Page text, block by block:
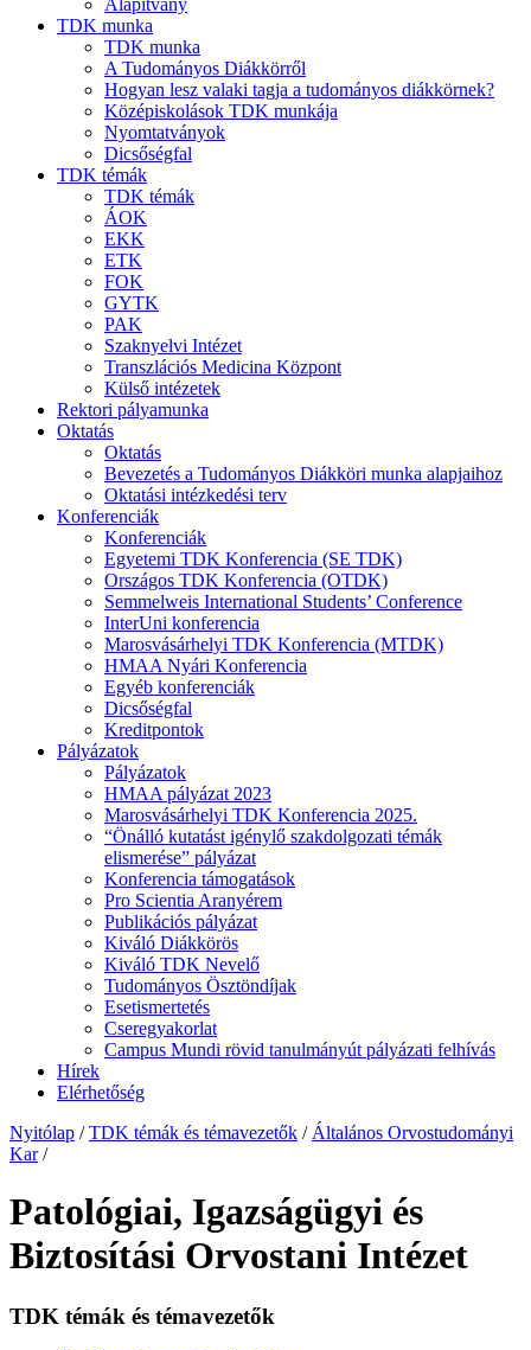
TDK munka
TDK munka
A Tudományos Diákkörről
Hogyan lesz valaki tagja a tudományos diákkörnek?
Középiskolások TDK munkája
Nyomtatványok
Dicsőségfal
TDK témák
TDK témák
ÁOK
EKK
ETK
FOK
GYTK
PAK
Szaknyelvi Intézet
Transzlációs Medicina Központ
Külső intézetek
Rektori pályamunka
Oktatás
Oktatás
Bevezetés a Tudományos Diákköri munka alapjaihoz
Oktatási intézkedési terv
Konferenciák
Konferenciák
Egyetemi TDK Konferencia (SE TDK)
Országos TDK Konferencia (OTDK)
Semmelweis International Students’ Conference
InterUni konferencia
Marosvásárhelyi TDK Konferencia (MTDK)
HMAA Nyári Konferencia
Egyéb konferenciák
Dicsőségfal
Kreditpontok
Pályázatok
Pályázatok
HMAA pályázat 2023
Marosvásárhelyi TDK Konferencia 2025.
“Önálló kutatást igénylő szakdolgozati témák
elismerése” pályázat
Konferencia támogatások
Pro Scientia Aranyérem
Publikációs pályázat
Kiváló Diákkörös
Kiváló TDK Nevelő
Tudományos Ösztöndíjak
Esetismertetés
Cseregyakorlat
Campus Mundi rövid tanulmányút pályázati felhívás
Hírek
Elérhetőség
Nyitólap / TDK témák és témavezetők / Általános Orvostudományi
Kar /
Patológiai, Igazságügyi és
Biztosítási Orvostani Intézet
TDK témák és témavezetők